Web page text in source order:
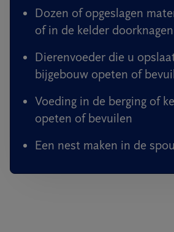
Dozen of opgeslagen
of in de kelder doorknagen
Dierenvoeder die u
bijgebouw opeten of
Voeding in de berging of
opeten of bevuilen
Een nest maken in de